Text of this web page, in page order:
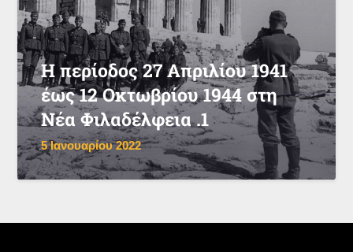
Η περίοδος 27 Απριλίου 1941
έως 12 Οκτωβρίου 1944 στη
Νέα Φιλαδέλφεια .1
5 Ιανουαρίου 2022